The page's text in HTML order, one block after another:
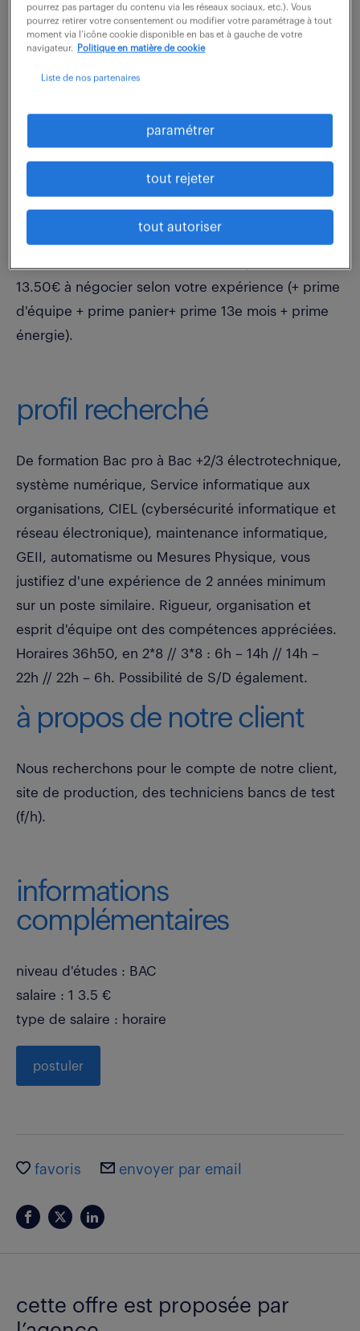
production sur la ligne de production, vous
procédez à l'assemblage et/ou tests d'éléments
optroniques.
Vous téléchargez les logiciels embarqués et scripts
bancs de tests (tirage / harmonisation / FTM /
procédez au recettage.
Ce poste, basé à Poitiers est à pourvoir dans le
cadre d'une mission d'une durée de 18 mois.
13.50€ à négocier selon votre expérience (+ prime
d'équipe + prime panier+ prime 13e mois + prime
énergie).
profil recherché
De formation Bac pro à Bac +2/3 électrotechnique,
système numérique, Service informatique aux
organisations, CIEL (cybersécurité informatique et
réseau électronique), maintenance informatique,
GEII, automatisme ou Mesures Physique, vous
justifiez d'une expérience de 2 années minimum
sur un poste similaire. Rigueur, organisation et
esprit d'équipe ont des compétences appréciées.
Horaires 36h50, en 2*8 // 3*8 : 6h – 14h // 14h –
22h // 22h – 6h. Possibilité de S/D également.
à propos de notre client
Nous recherchons pour le compte de notre client,
site de production, des techniciens bancs de test
(f/h).
informations
complémentaires
niveau d'études : BAC
salaire : 1 3.5 €
type de salaire : horaire
postuler
favoris envoyer par email
cette offre est proposée par
pourrez pas partager du contenu via les réseaux sociaux, etc.). Vous
pourrez retirer votre consentement ou modifier votre paramétrage à tout
moment via l’icône cookie disponible en bas et à gauche de votre
navigateur.
Politique en matière de cookie
Liste de nos partenaires
paramétrer
tout rejeter
tout autoriser